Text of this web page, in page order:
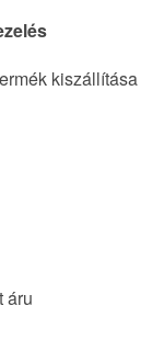
kiszállítása
áru